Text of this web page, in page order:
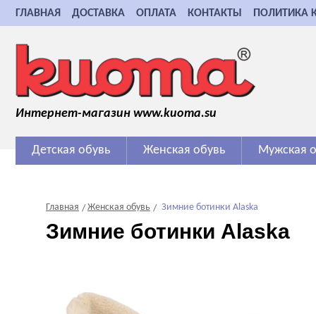
ГЛАВНАЯ ДОСТАВКА ОПЛАТА КОНТАКТЫ ПОЛИТИКА
Интернет-магазин www.kuoma.su
Детская обувь Женская обувь Мужская
Главная Женская обувь Зимние ботинки Alaska
Зимние ботинки Alaska